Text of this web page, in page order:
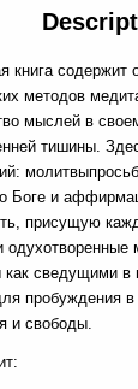
книга содержит
методов
мыслей в
тишины.
Боге и
присущую
одухотворенные
как сведущими
пробуждения в
и свободы.